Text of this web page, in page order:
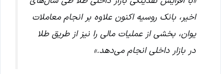
اخیر، بانک روسیه اکنون علاوه بر انجام معاملات
یوان، بخشی از عملیات مالی را نیز از طریق طلا
در بازار داخلی انجام می‌دهد.»